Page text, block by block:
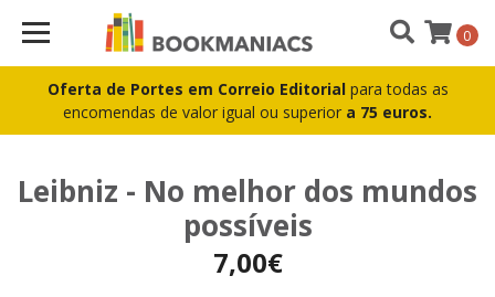
Oferta de Portes em Correio Editorial para todas as
encomendas de valor igual ou superior a 75 euros.
0
Leibniz - No melhor dos mundos
possíveis
7,00€